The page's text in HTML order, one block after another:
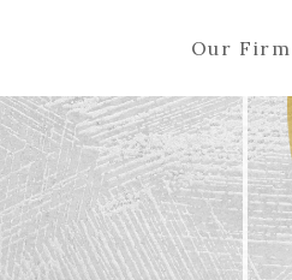
Our Firm